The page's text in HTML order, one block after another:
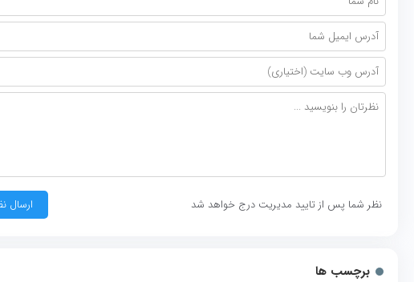
نظر شما پس از تایید مدیریت درج خواهد شد
برچسب ها